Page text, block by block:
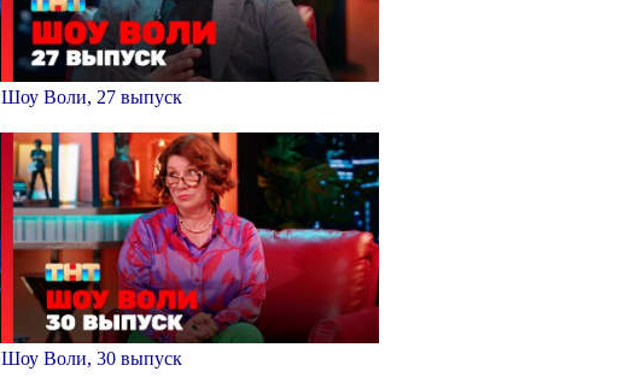
Шоу Воли, 27 выпуск
Шоу Воли, 30 выпуск